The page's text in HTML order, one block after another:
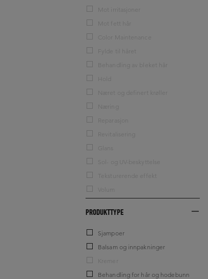
Mot irritasjoner
Mot fett hår
Color Maintenance
Fylde til håret
Behandling av bleket hår
Næret og definert krøller
Næring
Reparasjon
Revitalisering
Glans
Sol- og UV-beskyttelse
Teksturerende effekt
Volum
PRODUKTTYPE
Sjampoer
Balsam og innpakninger
Kremer
Behandling for hår og hodebunn